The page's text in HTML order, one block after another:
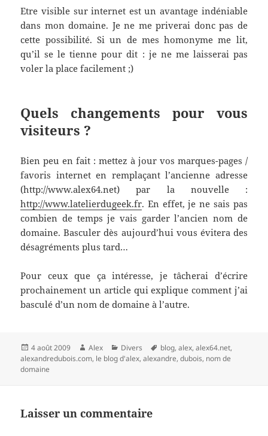
Etre visible sur internet est un avantage indéniable
dans mon domaine. Je ne me priverai donc pas de
cette possibilité. Si un de mes homonyme me lit,
qu’il se le tienne pour dit : je ne me laisserai pas
voler la place facilement ;)
Quels changements pour vous
visiteurs ?
Bien peu en fait : mettez à jour vos marques-pages /
favoris internet en remplaçant l’ancienne adresse
(http://www.alex64.net) par la nouvelle :
http://www.latelierdugeek.fr. En effet, je ne sais pas
combien de temps je vais garder l’ancien nom de
domaine. Basculer dès aujourd’hui vous évitera des
désagréments plus tard…
Pour ceux que ça intéresse, je tâcherai d’écrire
prochainement un article qui explique comment j’ai
basculé d’un nom de domaine à l’autre.
Publié
le
4 août 2009 Auteur
Alex Catégories
Divers
Mots-
clés
blog,alex,alex64.net,
alexandredubois.com, le blog d'alex,alexandre,dubois, nom de
domaine
Laisser un commentaire